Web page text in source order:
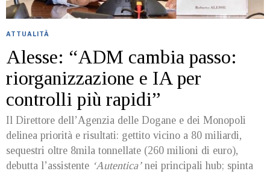
ATTUALITÀ
Alesse: “ADM cambia passo:
riorganizzazione e IA per
controlli più rapidi”
Il Direttore dell’Agenzia delle Dogane e dei Monopoli
delinea priorità e risultati: gettito vicino a 80 miliardi,
sequestri oltre 8mila tonnellate (260 milioni di euro),
debutta l’assistente ‘Autentica’nei principali hub; spinta